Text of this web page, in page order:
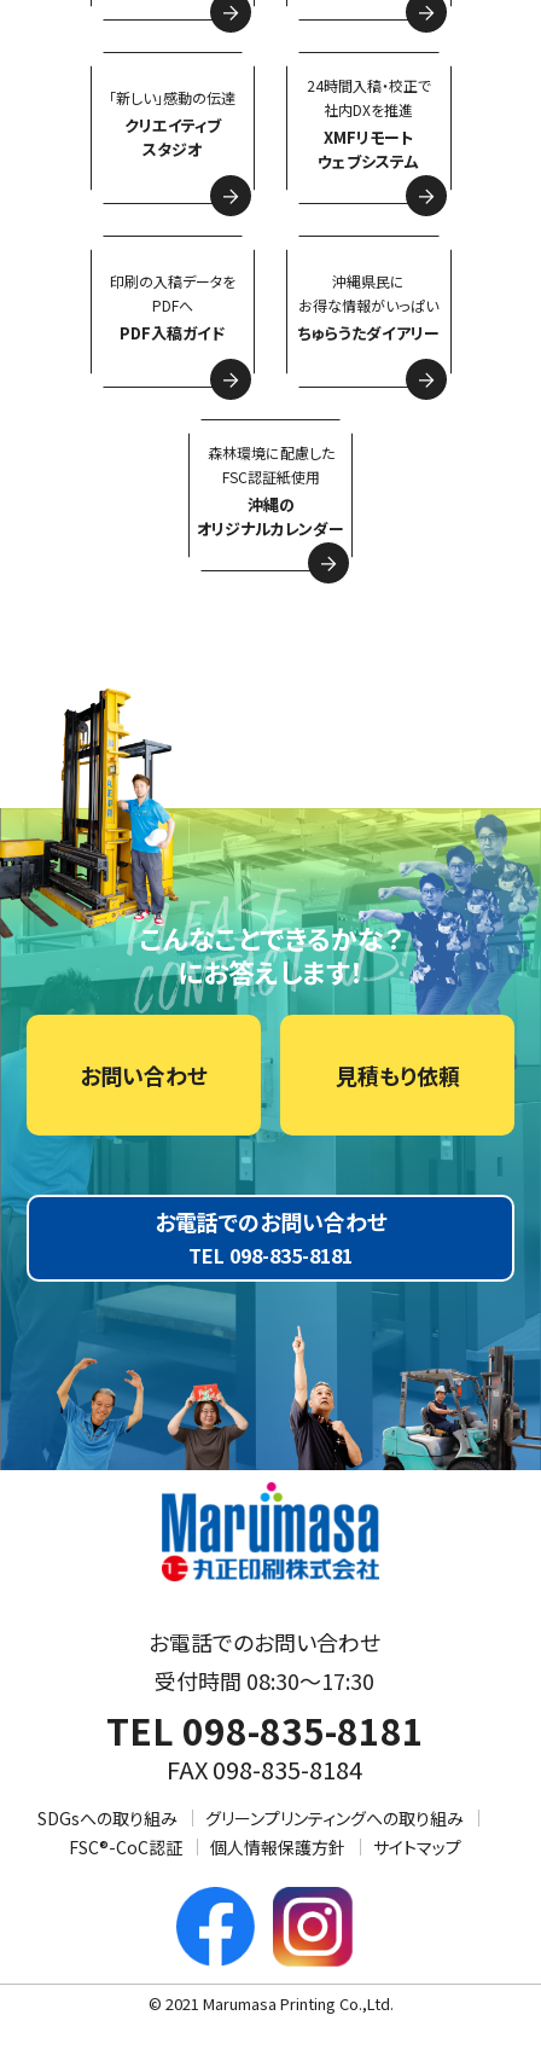
「新しい」感動の伝達
クリエイティブ
スタジオ
24時間入稿・校正で
社内DXを推進
XMFリモート
ウェブシステム
印刷の入稿データを
PDFへ
PDF入稿ガイド
沖縄県民に
お得な情報がいっぱい
ちゅらうたダイアリー
森林環境に配慮した
FSC認証紙使用
沖縄の
オリジナルカレンダー
こんなことできるかな？
にお答えします！
お問い合わせ 見積もり依頼
お電話でのお問い合わせ
TEL 098-835-8181
お電話でのお問い合わせ
受付時間 08:30～17:30
TEL 098-835-8181
FAX 098-835-8184
SDGsへの取り組み
グリーンプリンティングへの取り組み
FSC®-CoC認証
個人情報保護方針 サイトマップ
© 2021 Marumasa Printing Co.,Ltd.